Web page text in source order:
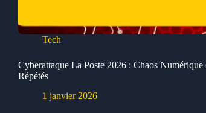
Tech
Cyberattaque La Poste 2026 : Chaos
Répétés
1 janvier 2026